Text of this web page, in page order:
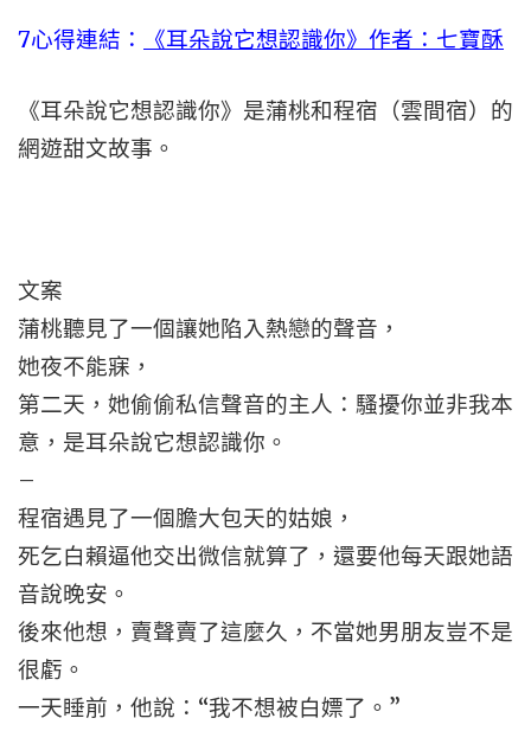
7心得連結： 《耳朵說它想認識你》作者：七寶酥
《耳朵說它想認識你》是蒲桃和程宿（雲間宿）的
網遊甜文故事。
文案
蒲桃聽見了一個讓她陷入熱戀的聲音，
她夜不能寐，
第二天，她偷偷私信聲音的主人：騷擾你並非我本
意，是耳朵說它想認識你。
–
程宿遇見了一個膽大包天的姑娘，
死乞白賴逼他交出微信就算了，還要他每天跟她語
音說晚安。
後來他想，賣聲賣了這麼久，不當她男朋友豈不是
很虧。
一天睡前，他說：“我不想被白嫖了。”